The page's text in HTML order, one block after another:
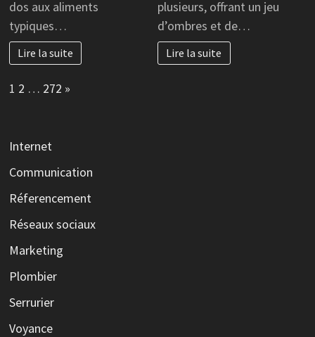
dos aux aliments
typiques…
Lire la suite
plusieurs, offrant un jeu
d’ombres et de…
Lire la suite
Page:
1 2 … 272 Next
»
Internet
Communication
Réferencement
Réseaux sociaux
Marketing
Plombier
Serrurier
Voyance